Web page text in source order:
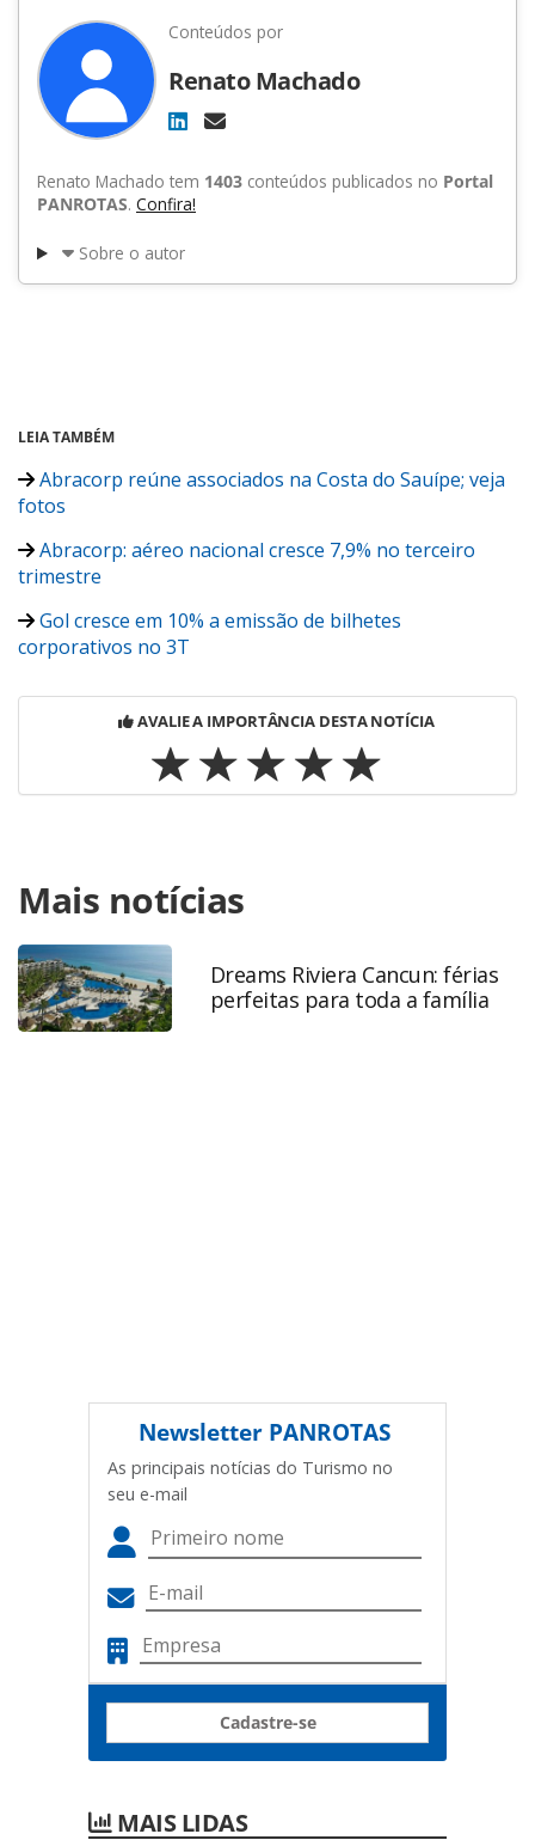
Conteúdos por
Renato Machado
Renato Machado tem 1403 conteúdos publicados no Portal
PANROTAS. Confira!
Sobre o autor
LEIA TAMBÉM
Abracorp reúne associados na Costa do Sauípe; veja
fotos
Abracorp: aéreo nacional cresce 7,9% no terceiro
trimestre
Gol cresce em 10% a emissão de bilhetes
corporativos no 3T
AVALIE A IMPORTÂNCIA DESTA NOTÍCIA
https://www.panrotas.com.br/viagens-
corporativas/eventos/2018/11/confira-imagens-da-
convencao-anual-da-abracorp-na-bahia_160726.html ou as
ferramentas oferecidas na página. Todo o conteúdo
produzido pela PANROTAS Editora é protegido pela
legislação brasileira sobre direito autoral. Não reproduza o
Mais notícias
Dreams Riviera Cancun: férias
perfeitas para toda a família
Newsletter PANROTAS
As principais notícias do Turismo no
seu e-mail
Cadastre-se
MAIS LIDAS